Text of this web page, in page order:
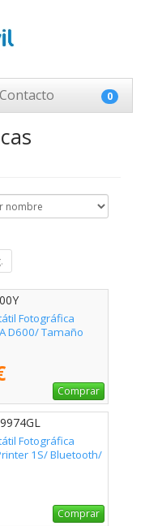
Contacto 0
Fotográfica
D600/ Tamaño
Comprar
Fotográfica
1S/ Bluetooth/
Comprar